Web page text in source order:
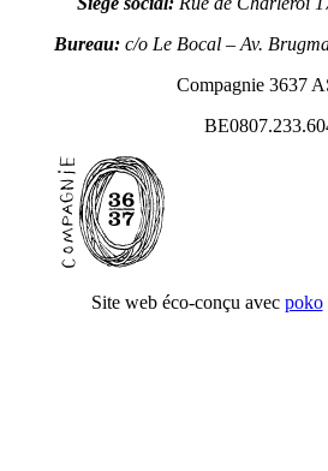
Bureau:c/o Le Bocal – Av.
Compagnie 3637
Site web éco-conçu avec poko